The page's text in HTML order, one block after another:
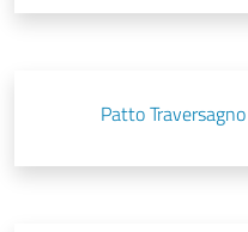
Patto Traversagno